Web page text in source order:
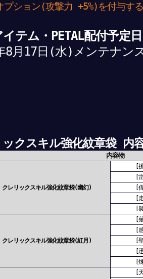
ション(攻撃力 +5%)を付与す
テム・PETAL配付予定日
8月17日(水)メンテナン
ックスキル強化紋章袋 内
内容物
クレリックスキル強化紋章袋(幽幻)
[
[
[
[
[
クレリックスキル強化紋章袋(紅月)
[
[
[
[
[
[